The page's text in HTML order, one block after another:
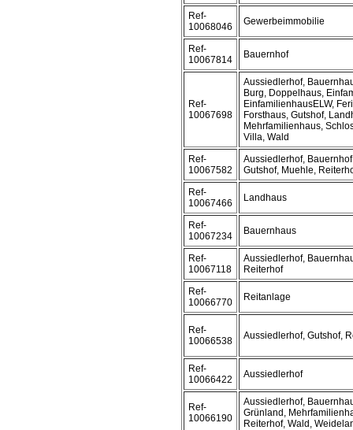
Ref-
10068046
Gewerbeimmobilie
Ref-
10067814
Bauernhof
Ref-
10067698
Aussiedlerhof,
Burg, Doppelhaus,
EinfamilienhausELW,
Forsthaus, Gutshof,
Mehrfamilienhaus,
Villa, Wald
Ref-
10067582
Aussiedlerhof,
Gutshof, Muehle,
Ref-
10067466
Landhaus
Ref-
10067234
Bauernhaus
Ref-
10067118
Aussiedlerhof,
Reiterhof
Ref-
10066770
Reitanlage
Ref-
10066538
Aussiedlerhof, Gutshof,
Ref-
10066422
Aussiedlerhof
Ref-
10066190
Aussiedlerhof,
Grünland,
Reiterhof, Wald,